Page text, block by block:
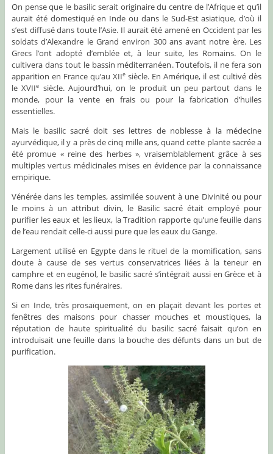
On pense que le basilic serait originaire du centre de l’Afrique et qu’il
aurait été domestiqué en Inde ou dans le Sud-Est asiatique, d’où il
s’est diffusé dans toute l’Asie. Il aurait été amené en Occident par les
soldats d’Alexandre le Grand environ 300 ans avant notre ère. Les
Grecs l’ont adopté d’emblée et, à leur suite, les Romains. On le
cultivera dans tout le bassin méditerranéen. Toutefois, il ne fera son
apparition en France qu’au XIIe siècle. En Amérique, il est cultivé dès
le XVIIe siècle. Aujourd’hui, on le produit un peu partout dans le
monde, pour la vente en frais ou pour la fabrication d’huiles
essentielles.
Mais le basilic sacré doit ses lettres de noblesse à la médecine
ayurvédique, il y a près de cinq mille ans, quand cette plante sacrée a
été promue « reine des herbes », vraisemblablement grâce à ses
multiples vertus médicinales mises en évidence par la connaissance
empirique.
Vénérée dans les temples, assimilée souvent à une Divinité ou pour
le moins à un attribut divin, le Basilic sacré était employé pour
purifier les eaux et les lieux, la Tradition rapporte qu’une feuille dans
de l’eau rendait celle-ci aussi pure que les eaux du Gange.
Largement utilisé en Egypte dans le rituel de la momification, sans
doute à cause de ses vertus conservatrices liées à la teneur en
camphre et en eugénol, le basilic sacré s’intégrait aussi en Grèce et à
Rome dans les rites funéraires.
Si en Inde, très prosaïquement, on en plaçait devant les portes et
fenêtres des maisons pour chasser mouches et moustiques, la
réputation de haute spiritualité du basilic sacré faisait qu’on en
introduisait une feuille dans la bouche des défunts dans un but de
purification.